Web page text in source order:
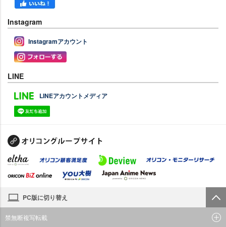
Instagram
Instagramアカウント
LINE
LINEアカウントメディア
PC版に切り替え
禁無断複写転載